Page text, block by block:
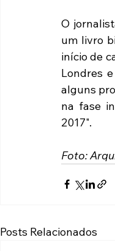
O
um livro
início de
Londres
alguns
na fase
2017".
Foto:
Posts Relacionados